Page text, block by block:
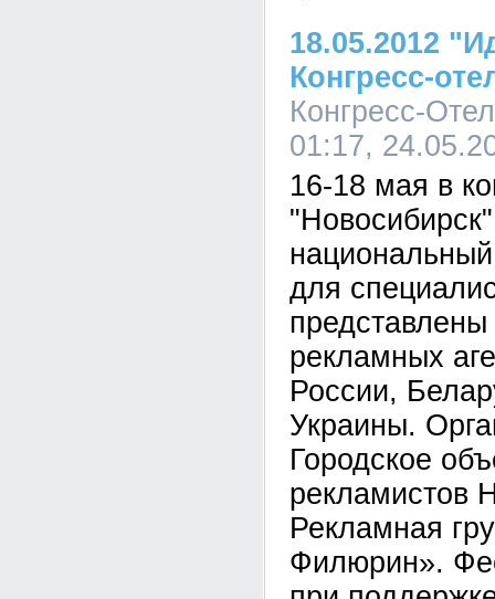
18.05.2012
Конгресс-
Конгресс-
01:17,
16-18 мая в
для
рекламных
России,
Украины.
Городское
рекламистов
Рекламная
Филюрин».